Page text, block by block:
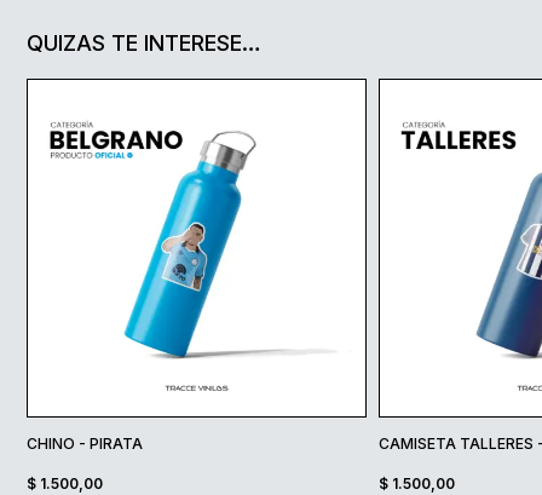
QUIZAS TE INTERESE…
CHINO - PIRATA
$ 1.500,00
CAMISETA TALLERES
$ 1.500,00